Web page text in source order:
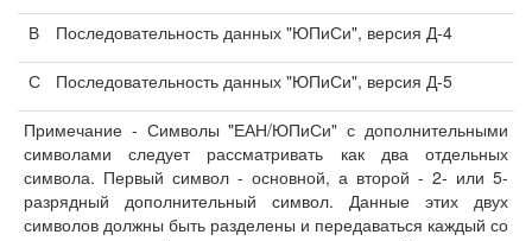
В Последовательность данных "ЮПиСи", версия Д-4
С Последовательность данных "ЮПиСи", версия Д-5
Примечание - Символы "ЕАН/ЮПиСи" с дополнительными
символами следует рассматривать как два отдельных
символа. Первый символ - основной, а второй - 2- или 5-
разрядный дополнительный символ. Данные этих двух
символов должны быть разделены и передаваться каждый со